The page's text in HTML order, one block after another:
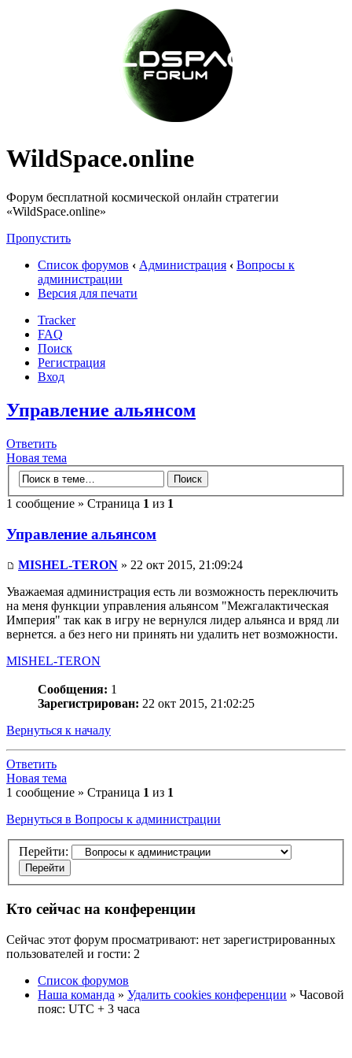
WildSpace.online
Форум бесплатной космической онлайн стратегии
«WildSpace.online»
Пропустить
Список форумов ‹ Администрация ‹ Вопросы к
администрации
Версия для печати
Tracker
FAQ
Поиск
Регистрация
Вход
Управление альянсом
Ответить
Новая тема
1 сообщение » Страница 1 из 1
Управление альянсом
MISHEL-TERON » 22 окт 2015, 21:09:24
Уважаемая администрация есть ли возможность переключить
на меня функции управления альянсом "Межгалактическая
Империя" так как в игру не вернулся лидер альянса и вряд ли
вернется. а без него ни принять ни удалить нет возможности.
MISHEL-TERON
Сообщения: 1
Зарегистрирован: 22 окт 2015, 21:02:25
Вернуться к началу
Ответить
Новая тема
1 сообщение » Страница 1 из 1
Вернуться в Вопросы к администрации
Перейти:
Кто сейчас на конференции
Сейчас этот форум просматривают: нет зарегистрированных
пользователей и гости: 2
Список форумов
Наша команда » Удалить cookies конференции » Часовой
пояс: UTC + 3 часа